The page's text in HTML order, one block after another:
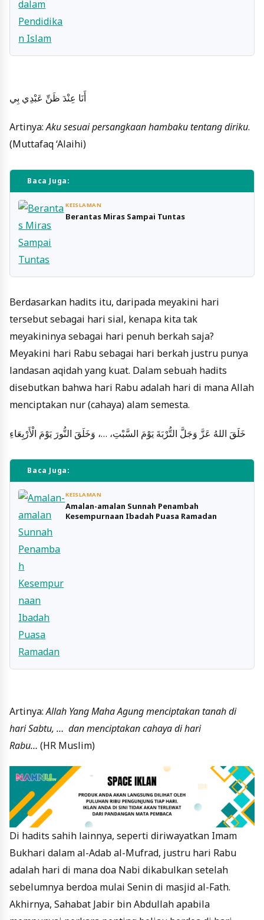
أَنَا عِنْدَ ظَنِّ عَبْدِي بِي
Artinya:Aku sesuai persangkaan hambaku tentang diriku.
(Muttafaq ‘Alaihi)
Baca Juga:
KEISLAMAN
Berantas Miras Sampai Tuntas
Berdasarkan hadits itu, daripada meyakini hari
tersebut sebagai hari sial, kenapa kita tak
meyakininya sebagai hari penuh berkah saja?
Meyakini hari Rabu sebagai hari berkah justru punya
landasan aqidah yang kuat. Dalam sebuah hadits
disebutkan bahwa hari Rabu adalah hari di mana Allah
menciptakan nur (cahaya) alam semesta.
خَلَقَ اللهُ عَزَّ وَجَلَّ التُّرْبَةَ يَوْمَ السَّبْتِ، …، وَخَلَقَ النُّورَ يَوْمَ الْأَرْبِعَاءِ
Baca Juga:
KEISLAMAN
Amalan-amalan Sunnah Penambah
Kesempurnaan Ibadah Puasa Ramadan
Artinya:Allah Yang Maha Agung menciptakan tanah di
hari Sabtu, … dan menciptakan cahaya di hari
Rabu… (HR Muslim)
Di hadits sahih lainnya, seperti diriwayatkan Imam
Bukhari dalam al-Adab al-Mufrad, justru hari Rabu
adalah hari di mana doa Nabi dikabulkan setelah
sebelumnya berdoa mulai Senin di masjid al-Fath.
Akhirnya, Sahabat Jabir bin Abdullah apabila